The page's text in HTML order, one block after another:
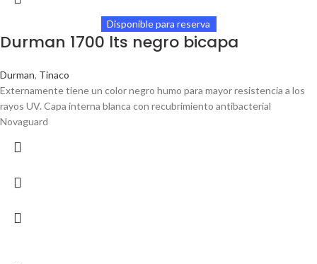
Disponible para reserva
Durman 1700 lts negro bicapa
Durman, Tinaco
Externamente tiene un color negro humo para mayor resistencia a los
rayos UV. Capa interna blanca con recubrimiento antibacterial
Novaguard